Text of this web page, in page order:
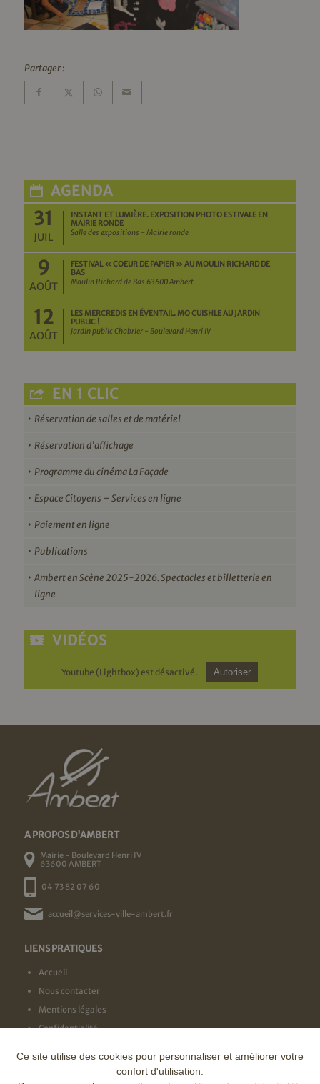
Partager :
AGENDA
31
JUIL
INSTANT ET LUMIÈRE. EXPOSITION PHOTO ESTIVALE EN
MAIRIE RONDE
Salle des expositions - Mairie ronde
9
AOÛT
FESTIVAL « COEUR DE PAPIER » AU MOULIN RICHARD DE
BAS
Moulin Richard de Bas 63600 Ambert
12
AOÛT
LES MERCREDIS EN ÉVENTAIL. MO CUISHLE AU JARDIN
PUBLIC !
Jardin public Chabrier - Boulevard Henri IV
EN 1 CLIC
Réservation de salles et de matériel
Réservation d’affichage
Programme du cinéma La Façade
Espace Citoyens – Services en ligne
Paiement en ligne
Publications
Ambert en Scène 2025-2026. Spectacles et billetterie en
ligne
VIDÉOS
Youtube (Lightbox) est désactivé. Autoriser
A PROPOS D'AMBERT
Mairie - Boulevard Henri IV
63600 AMBERT
04 73 82 07 60
accueil@services-ville-ambert.fr
LIENS PRATIQUES
Accueil
Nous contacter
Mentions légales
Confidentialité
NOS LABELS
Ce site utilise des cookies pour personnaliser et améliorer votre
confort d'utilisation.